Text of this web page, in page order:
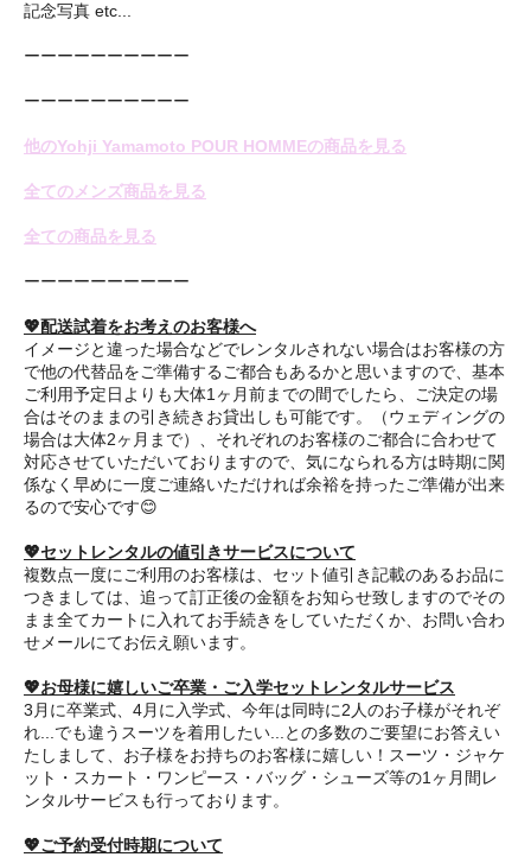
記念写真 etc...
ーーーーーーーーーー
ーーーーーーーーーー
他のYohji Yamamoto POUR HOMMEの商品を見る
全てのメンズ商品を見る
全ての商品を見る
ーーーーーーーーーー
💖配送試着をお考えのお客様へ
イメージと違った場合などでレンタルされない場合はお客様の方
で他の代替品をご準備するご都合もあるかと思いますので、基本
ご利用予定日よりも大体1ヶ月前までの間でしたら、ご決定の場
合はそのままの引き続きお貸出しも可能です。（ウェディングの
場合は大体2ヶ月まで）、それぞれのお客様のご都合に合わせて
対応させていただいておりますので、気になられる方は時期に関
係なく早めに一度ご連絡いただければ余裕を持ったご準備が出来
るので安心です😊
💖セットレンタルの値引きサービスについて
複数点一度にご利用のお客様は、セット値引き記載のあるお品に
つきましては、追って訂正後の金額をお知らせ致しますのでその
まま全てカートに入れてお手続きをしていただくか、お問い合わ
せメールにてお伝え願います。
💖お母様に嬉しいご卒業・ご入学セットレンタルサービス
3月に卒業式、4月に入学式、今年は同時に2人のお子様がそれぞ
れ...でも違うスーツを着用したい...との多数のご要望にお答えい
たしまして、お子様をお持ちのお客様に嬉しい！スーツ・ジャケ
ット・スカート・ワンピース・バッグ・シューズ等の1ヶ月間レ
ンタルサービスも行っております。
💖ご予約受付時期について